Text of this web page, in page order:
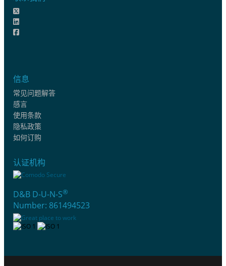
信息
常见问题解答
感言
使用条款
隐私政策
如何订购
认证机构
D&B D-U-N-S®
Number: 861494523